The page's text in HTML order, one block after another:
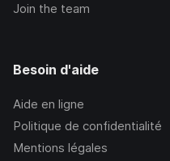
Join the team
Besoin d'aide
Aide en ligne
Politique de confidentialité
Mentions légales